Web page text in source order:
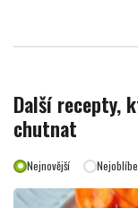
Další recepty,
chutnat
Nejnovější